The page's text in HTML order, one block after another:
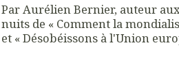
Par Aurélien Bernier, auteur
nuits de « Comment la
et « Désobéissons à l'Union